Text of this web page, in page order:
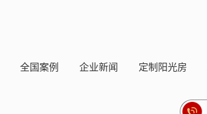
全国案例 企业新闻 定制阳光房